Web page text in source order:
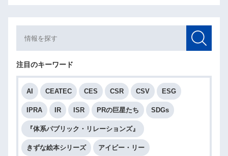
注目のキーワード
AI CEATEC CES CSR CSV ESG
IPRA IR ISR PRの巨星たち SDGs
『体系パブリック・リレーションズ』
きずな絵本シリーズ アイビー・リー